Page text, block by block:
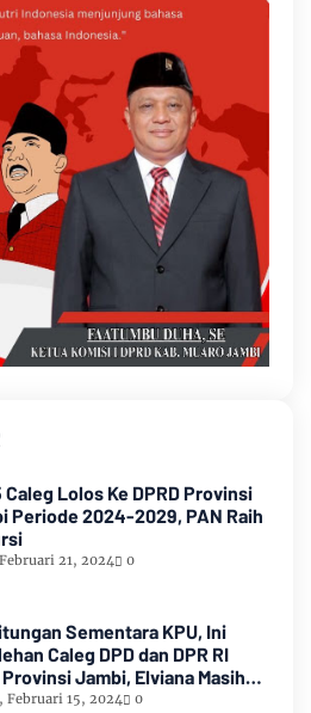
Caleg Lolos Ke DPRD Provinsi
Periode 2024-2029, PAN Raih
21, 2024 0
Sementara KPU, Ini
Caleg DPD dan DPR RI
Jambi, Elviana Masih
Kedua Teratas
Februari 15, 2024 0